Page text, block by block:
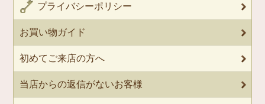
プライバシーポリシー
お買い物ガイド
初めてご来店の方へ
当店からの返信がないお客様